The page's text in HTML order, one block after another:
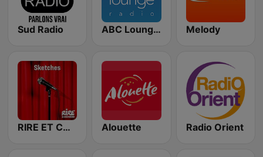
Sud Radio ABC Lounge Jazz Melody
RIRE ET CHANSONS SKETCHES Alouette Radio Orient